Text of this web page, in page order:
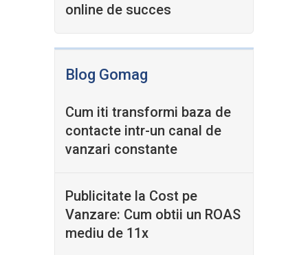
online de succes
Blog Gomag
Cum iti transformi baza de
contacte intr-un canal de
vanzari constante
Publicitate la Cost pe
Vanzare: Cum obtii un ROAS
mediu de 11x